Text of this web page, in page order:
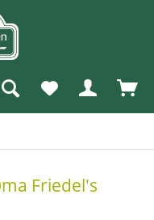
Friedel's